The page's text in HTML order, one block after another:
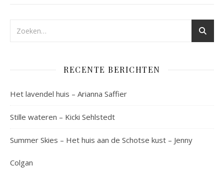
RECENTE BERICHTEN
Het lavendel huis – Arianna Saffier
Stille wateren – Kicki Sehlstedt
Summer Skies – Het huis aan de Schotse kust – Jenny
Colgan